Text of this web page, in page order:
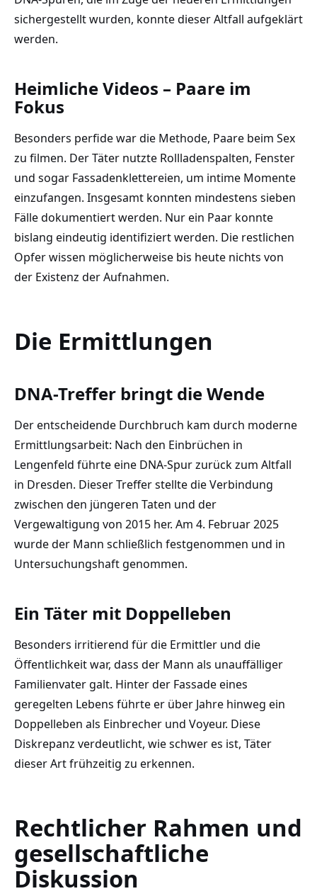
sichergestellt wurden, konnte dieser Altfall aufgeklärt
werden.
Heimliche Videos – Paare im
Fokus
Besonders perfide war die Methode, Paare beim Sex
zu filmen. Der Täter nutzte Rollladenspalten, Fenster
und sogar Fassadenklettereien, um intime Momente
einzufangen. Insgesamt konnten mindestens sieben
Fälle dokumentiert werden. Nur ein Paar konnte
bislang eindeutig identifiziert werden. Die restlichen
Opfer wissen möglicherweise bis heute nichts von
der Existenz der Aufnahmen.
Die Ermittlungen
DNA-Treffer bringt die Wende
Der entscheidende Durchbruch kam durch moderne
Ermittlungsarbeit: Nach den Einbrüchen in
Lengenfeld führte eine DNA-Spur zurück zum Altfall
in Dresden. Dieser Treffer stellte die Verbindung
zwischen den jüngeren Taten und der
Vergewaltigung von 2015 her. Am 4. Februar 2025
wurde der Mann schließlich festgenommen und in
Untersuchungshaft genommen.
Ein Täter mit Doppelleben
Besonders irritierend für die Ermittler und die
Öffentlichkeit war, dass der Mann als unauffälliger
Familienvater galt. Hinter der Fassade eines
geregelten Lebens führte er über Jahre hinweg ein
Doppelleben als Einbrecher und Voyeur. Diese
Diskrepanz verdeutlicht, wie schwer es ist, Täter
dieser Art frühzeitig zu erkennen.
Rechtlicher Rahmen und
gesellschaftliche
Diskussion